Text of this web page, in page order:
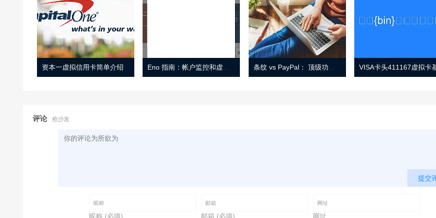
资本一虚拟信用卡简单介绍
评论 抢沙发
提交
昵称 (必填) 邮箱 (必填) 网址